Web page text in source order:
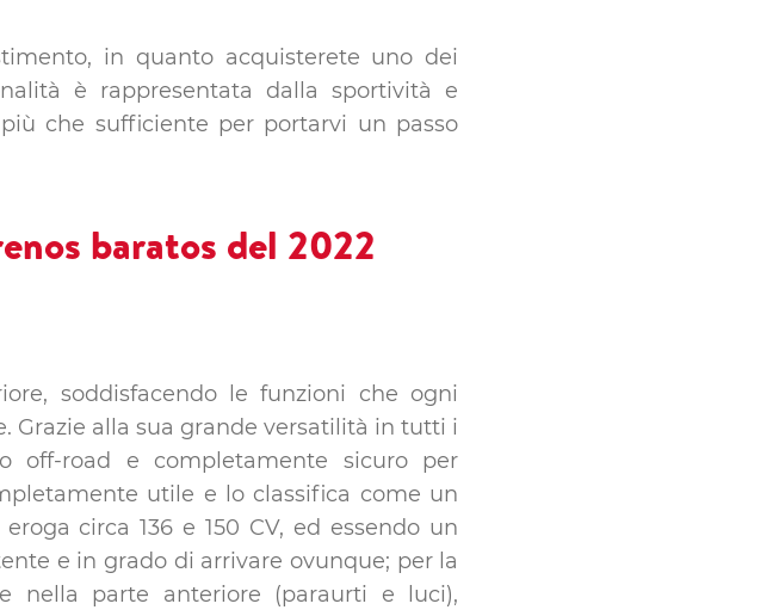
in quanto acquisterete uno dei
è rappresentata dalla sportività e
più che sufficiente per portarvi un passo
soddisfacendo le funzioni che ogni
Grazie alla sua grande versatilità in tutti i
off-road e completamente sicuro per
utile e lo classifica come un
circa 136 e 150 CV, ed essendo un
e in grado di arrivare ovunque; per la
nella parte anteriore (paraurti e luci),